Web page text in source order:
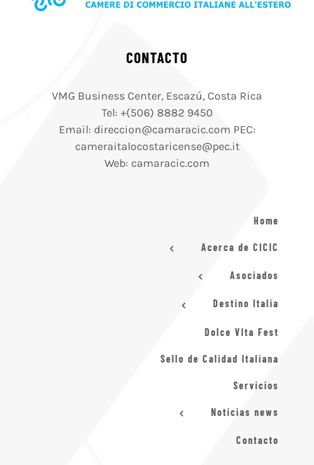
CONTACTO
VMG Business Center, Escazú, Costa Rica
Tel: +(506) 8882 9450
Email: direccion@camaracic.com PEC:
cameraitalocostaricense@pec.it
Web: camaracic.com
Home
Acerca de CICIC
Asociados
Destino Italia
Dolce VIta Fest
Sello de Calidad Italiana
Servicios
Noticias news
Contacto